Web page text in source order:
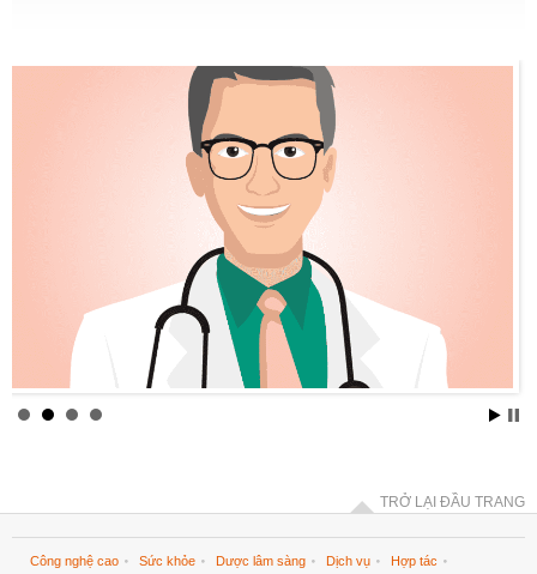
TRỞ LẠI ĐẦU TRANG
Công nghệ cao Sức khỏe Dược lâm sàng Dịch vụ Hợp tác